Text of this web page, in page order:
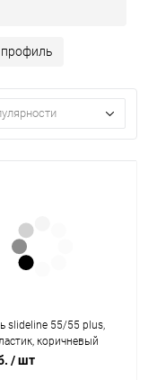
slideline 55/55 plus,
коричневый
Hettich
/ шт